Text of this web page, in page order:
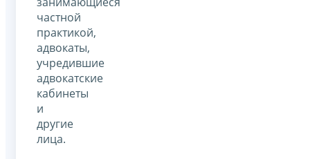
частной
практикой,
адвокаты,
учредившие
адвокатские
кабинеты
и
другие
лица.